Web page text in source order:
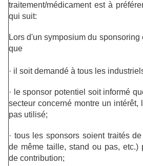
traitement/médicament est à
qui suit:
Lors d'un symposium du sponsoring
que
· il soit demandé à tous les
· le sponsor potentiel soit informé
secteur concerné montre un intérêt,
pas utilisé;
· tous les sponsors soient traités
de même taille, stand ou pas, etc.)
de contribution;